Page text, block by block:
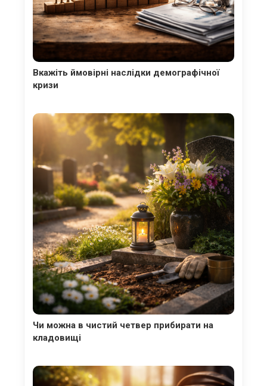
Вкажіть ймовірні наслідки демографічної
кризи
Чи можна в чистий четвер прибирати на
кладовищі